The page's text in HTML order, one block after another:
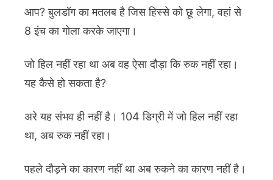
आप? बुलडॉग का मतलब है जिस हिस्से को छू लेगा, वहां से
8 इंच का गोला करके जाएगा।
जो हिल नहीं रहा था अब वह ऐसा दौड़ा कि रुक नहीं रहा।
यह कैसे हो सकता है?
अरे यह संभव ही नहीं है। 104 डिग्री में जो हिल नहीं रहा
था, अब रुक नहीं रहा।
पहले दौड़ने का कारण नहीं था अब रुकने का कारण नहीं है।